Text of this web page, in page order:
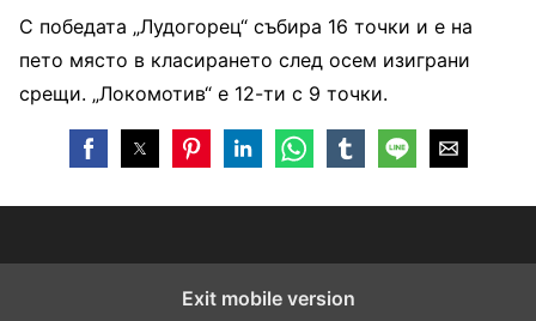
С победата „Лудогорец“ събира 16 точки и е на
пето място в класирането след осем изиграни
срещи. „Локомотив“ е 12-ти с 9 точки.
Exit mobile version